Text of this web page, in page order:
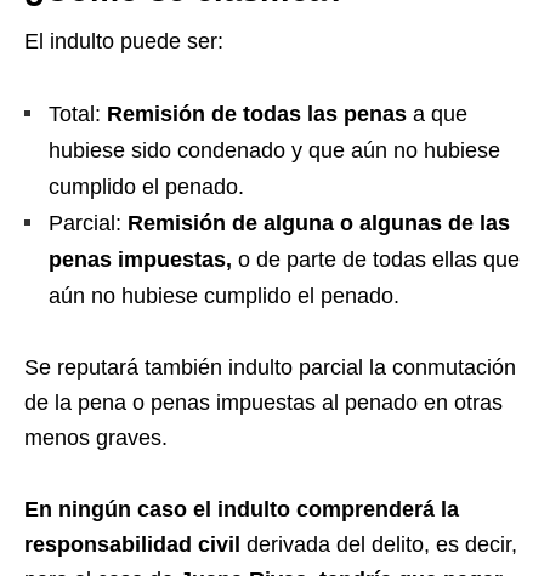
El indulto puede ser:
Total: Remisión de todas las penas a que
hubiese sido condenado y que aún no hubiese
cumplido el penado.
Parcial: Remisión de alguna o algunas de las
penas impuestas, o de parte de todas ellas que
aún no hubiese cumplido el penado.
Se reputará también indulto parcial la conmutación
de la pena o penas impuestas al penado en otras
menos graves.
En ningún caso el indulto comprenderá la
responsabilidad civil derivada del delito, es decir,